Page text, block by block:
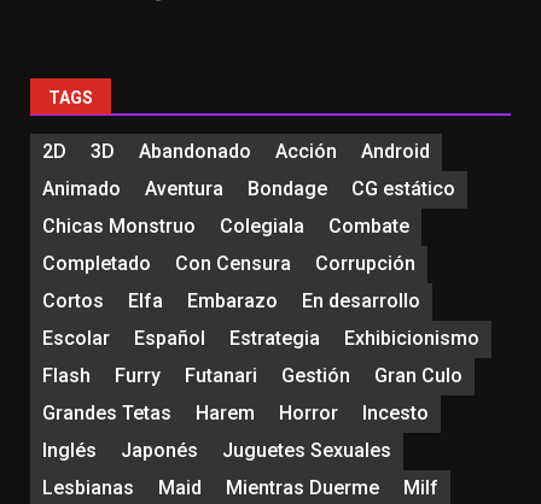
TAGS
2D 3D Abandonado Acción
Android
Animado
Aventura Bondage
CG estático
Chicas Monstruo
Colegiala
Combate
Completado
Con Censura
Corrupción
Cortos
Elfa Embarazo
En desarrollo
Escolar
Español Estrategia
Exhibicionismo
Flash
Furry Futanari Gestión
Gran Culo
Grandes Tetas
Harem Horror
Incesto
Inglés
Japonés
Juguetes Sexuales
Lesbianas
Maid Mientras Duerme
Milf